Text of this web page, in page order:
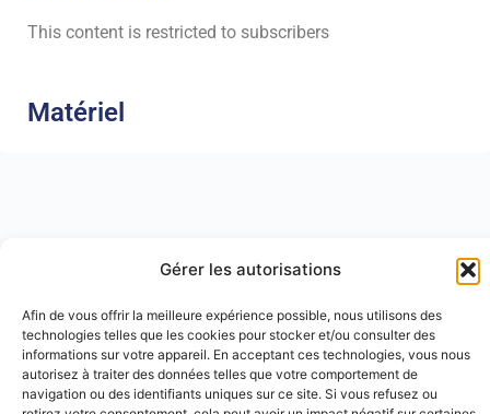
Gérer les autorisations
Afin de vous offrir la meilleure expérience possible, nous utilisons des
technologies telles que les cookies pour stocker et/ou consulter des
informations sur votre appareil. En acceptant ces technologies, vous nous
autorisez à traiter des données telles que votre comportement de
navigation ou des identifiants uniques sur ce site. Si vous refusez ou
This content is restricted to subscribers
Matériel